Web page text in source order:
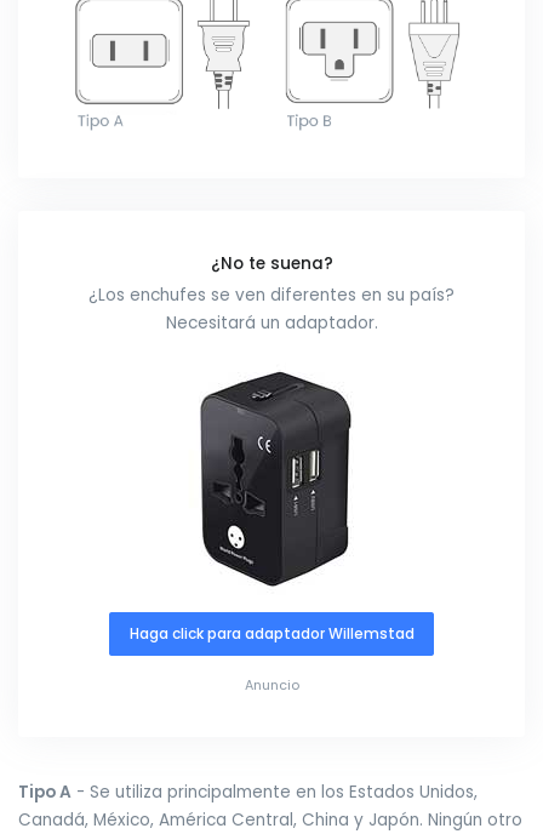
¿No te suena?
¿Los enchufes se ven diferentes en su país?
Necesitará un adaptador.
Haga click para adaptador Willemstad
Anuncio
Tipo A - Se utiliza principalmente en los Estados Unidos,
Canadá, México, América Central, China y Japón. Ningún otro